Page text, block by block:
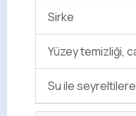
Sirke
Yüzey temizliği,
Su ile